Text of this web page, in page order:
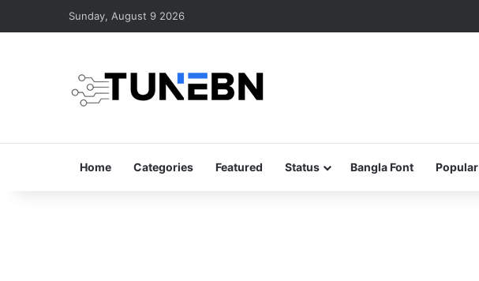
Sunday, August 9 2026
Home Categories Featured Status Bangla Font Popular